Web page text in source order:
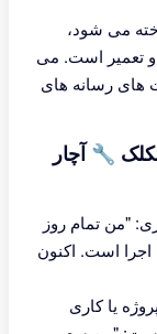
می شود،
و تعمیر است. می
های رسانه های
🔧 آچار
"من تمام روز
اجرا است. اکنون
یا کاری